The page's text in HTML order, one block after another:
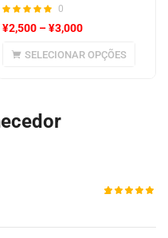
0
¥2,500 –¥3,000
SELECIONAR OPÇÕES
de 5,